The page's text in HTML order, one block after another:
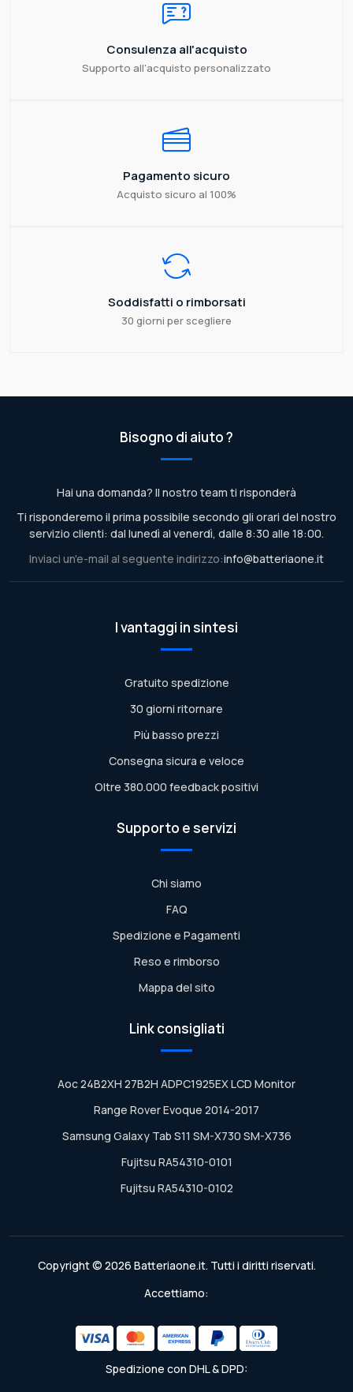
Consulenza all'acquisto
Supporto all'acquisto personalizzato
Pagamento sicuro
Acquisto sicuro al 100%
Soddisfatti o rimborsati
30 giorni per scegliere
Bisogno di aiuto ?
Hai una domanda? Il nostro team ti risponderà
Ti risponderemo il prima possibile secondo gli orari del nostro
servizio clienti: dal lunedì al venerdì, dalle 8:30 alle 18:00.
Inviaci un'e-mail al seguente indirizzo:info@batteriaone.it
I vantaggi in sintesi
Gratuito spedizione
30 giorni ritornare
Più basso prezzi
Consegna sicura e veloce
Oltre 380.000 feedback positivi
Supporto e servizi
Chi siamo
FAQ
Spedizione e Pagamenti
Reso e rimborso
Mappa del sito
Link consigliati
Aoc 24B2XH 27B2H ADPC1925EX LCD Monitor
Range Rover Evoque 2014-2017
Samsung Galaxy Tab S11 SM-X730 SM-X736
Fujitsu RA54310-0101
Fujitsu RA54310-0102
Copyright © 2026 Batteriaone.it. Tutti i diritti riservati.
Accettiamo:
Spedizione con DHL & DPD: